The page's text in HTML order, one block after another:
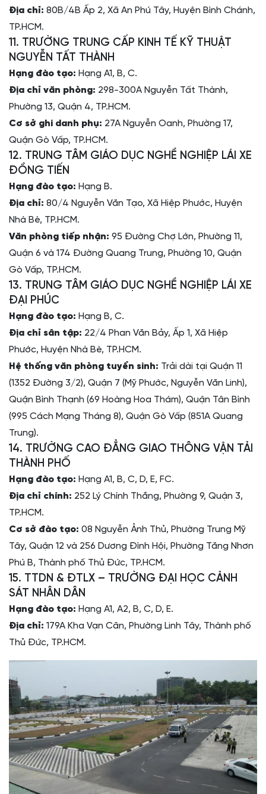
Địa chỉ: 80B/4B Ấp 2, Xã An Phú Tây, Huyện Bình Chánh,
TP.HCM.
11. TRƯỜNG TRUNG CẤP KINH TẾ KỸ THUẬT
NGUYỄN TẤT THÀNH
Hạng đào tạo: Hạng A1, B, C.
Địa chỉ văn phòng: 298-300A Nguyễn Tất Thành,
Phường 13, Quận 4, TP.HCM.
Cơ sở ghi danh phụ: 27A Nguyễn Oanh, Phường 17,
Quận Gò Vấp, TP.HCM.
12. TRUNG TÂM GIÁO DỤC NGHỀ NGHIỆP LÁI XE
ĐỒNG TIẾN
Hạng đào tạo: Hạng B.
Địa chỉ: 80/4 Nguyễn Văn Tạo, Xã Hiệp Phước, Huyện
Nhà Bè, TP.HCM.
Văn phòng tiếp nhận: 95 Đường Chợ Lớn, Phường 11,
Quận 6 và 174 Đường Quang Trung, Phường 10, Quận
Gò Vấp, TP.HCM.
13. TRUNG TÂM GIÁO DỤC NGHỀ NGHIỆP LÁI XE
ĐẠI PHÚC
Hạng đào tạo: Hạng B, C.
Địa chỉ sân tập: 22/4 Phan Văn Bảy, Ấp 1, Xã Hiệp
Phước, Huyện Nhà Bè, TP.HCM.
Hệ thống văn phòng tuyển sinh: Trải dài tại Quận 11
(1352 Đường 3/2), Quận 7 (Mỹ Phước, Nguyễn Văn Linh),
Quận Bình Thạnh (69 Hoàng Hoa Thám), Quận Tân Bình
(995 Cách Mạng Tháng 8), Quận Gò Vấp (851A Quang
Trung).
14. TRƯỜNG CAO ĐẲNG GIAO THÔNG VẬN TẢI
THÀNH PHỐ
Hạng đào tạo: Hạng A1, B, C, D, E, FC.
Địa chỉ chính: 252 Lý Chính Thắng, Phường 9, Quận 3,
TP.HCM.
Cơ sở đào tạo: 08 Nguyễn Ảnh Thủ, Phường Trung Mỹ
Tây, Quận 12 và 256 Dương Đình Hội, Phường Tăng Nhơn
Phú B, Thành phố Thủ Đức, TP.HCM.
15. TTDN & ĐTLX – TRƯỜNG ĐẠI HỌC CẢNH
SÁT NHÂN DÂN
Hạng đào tạo: Hạng A1, A2, B, C, D, E.
Địa chỉ: 179A Kha Vạn Cân, Phường Linh Tây, Thành phố
Thủ Đức, TP.HCM.